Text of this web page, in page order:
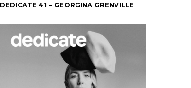
DEDICATE 41 – GEORGINA GRENVILLE